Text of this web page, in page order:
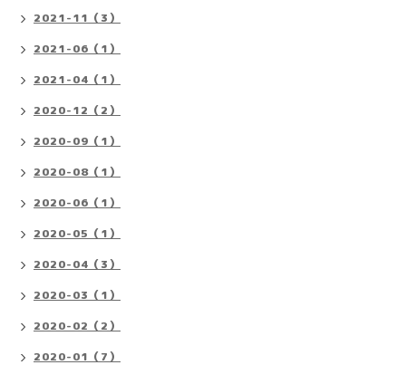
2021-11（3）
2021-06（1）
2021-04（1）
2020-12（2）
2020-09（1）
2020-08（1）
2020-06（1）
2020-05（1）
2020-04（3）
2020-03（1）
2020-02（2）
2020-01（7）